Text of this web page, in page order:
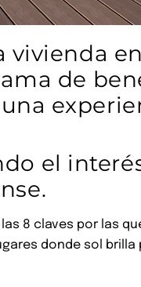
vivienda
de
el
8 claves por las
donde sol